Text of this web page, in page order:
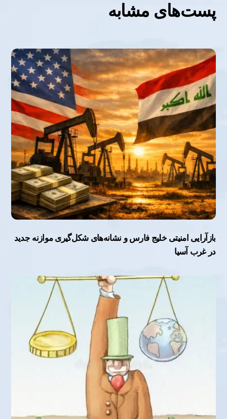
پست‌های مشابه
بازآرایی امنیتی خلیج فارس و نشانه‌های شکل‌گیری موازنه جدید
در غرب آسیا